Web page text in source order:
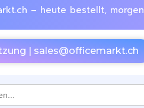
– heute bestellt, morgen
| sales@officemarkt.ch